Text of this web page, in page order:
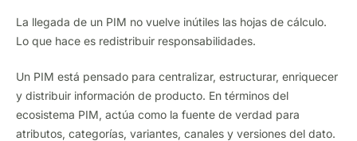
La llegada de un PIM no vuelve inútiles las hojas de cálculo.
Lo que hace es redistribuir responsabilidades.
Un PIM está pensado para centralizar, estructurar, enriquecer
y distribuir información de producto. En términos del
ecosistema PIM, actúa como la fuente de verdad para
atributos, categorías, variantes, canales y versiones del dato.